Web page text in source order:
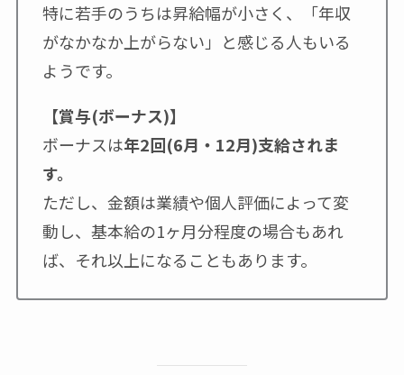
特に若手のうちは昇給幅が小さく、「年収
がなかなか上がらない」と感じる人もいる
ようです。
【賞与(ボーナス)】
ボーナスは年2回(6月・12月)支給されま
す。
ただし、金額は業績や個人評価によって変
動し、基本給の1ヶ月分程度の場合もあれ
ば、それ以上になることもあります。